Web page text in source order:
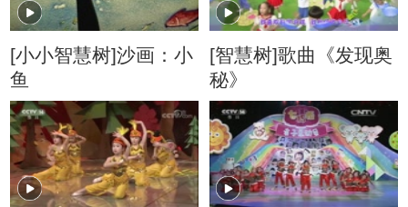
[小小智慧树]沙画：小
鱼
[智慧树]歌曲《发现奥
秘》